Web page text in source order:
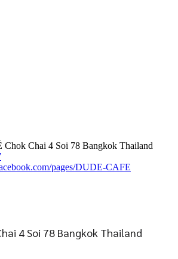
Chai 4 Soi 78 Bangkok Thailand
pages/DUDE-CAFE
4 Soi 78 Bangkok Thailand